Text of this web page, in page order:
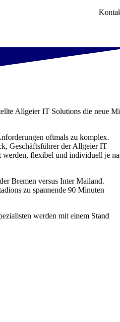
Allgeier IT Solutions die neue
oftmals zu komplex.
Geschäftsführer der Allgeier IT
werden, flexibel und individuell je
Bremen versus Inter Mailand.
zu spannende 90 Minuten
werden mit einem Stand